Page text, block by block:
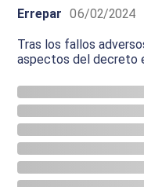
Errepar 06/02/2024
Tras los fallos
aspectos del decreto